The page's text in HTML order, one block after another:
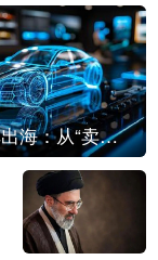
中国汽车出海：从“卖出去”到“走进去”